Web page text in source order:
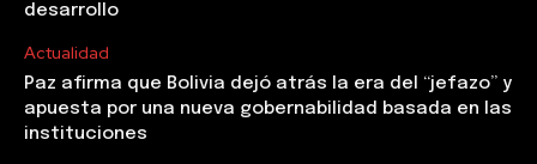
desarrollo
Actualidad
Paz afirma que Bolivia dejó atrás la era del “jefazo” y
apuesta por una nueva gobernabilidad basada en las
instituciones